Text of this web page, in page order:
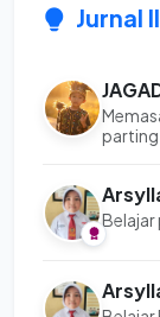
Jurnal
parting
Belajar